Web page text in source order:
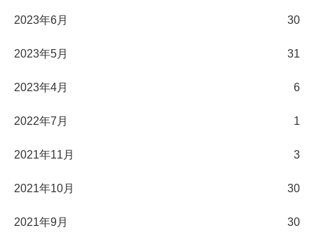
2023年6月 30
2023年5月 31
2023年4月 6
2022年7月 1
2021年11月 3
2021年10月 30
2021年9月 30